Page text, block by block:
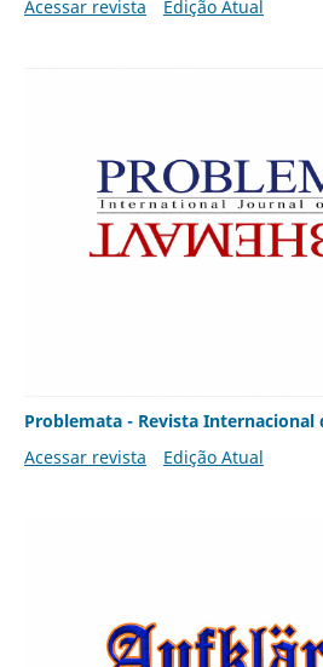
Acessar revista
Edição Atual
Problemata - Revista Internacional
Acessar revista
Edição Atual